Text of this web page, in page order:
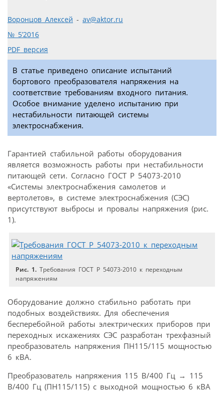
Воронцов Алексей - av@aktor.ru
№ 5’2016
PDF версия
В статье приведено описание испытаний
бортового преобразователя напряжения на
соответствие требованиям входного питания.
Особое внимание уделено испытанию при
нестабильности питающей системы
электроснабжения.
Гарантией стабильной работы оборудования
является возможность работы при нестабильности
питающей сети. Согласно ГОСТ Р 54073-2010
«Системы электроснабжения самолетов и
вертолетов», в системе электроснабжения (СЭС)
присутствуют выбросы и провалы напряжения (рис.
1).
Рис. 1. Требования ГОСТ Р 54073-2010 к переходным
напряжениям
Оборудование должно стабильно работать при
подобных воздействиях. Для обеспечения
бесперебойной работы электрических приборов при
переходных искажениях СЭС разработан трехфазный
преобразователь напряжения ПН115/115 мощностью
6 кВА.
Преобразователь напряжения 115 В/400 Гц → 115
В/400 Гц (ПН115/115) с выходной мощностью 6 кВА